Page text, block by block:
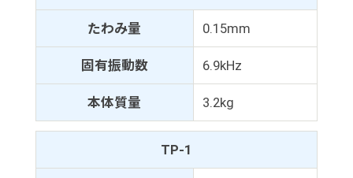
たわみ量 0.15mm
固有振動数 6.9kHz
本体質量 3.2kg
TP-1